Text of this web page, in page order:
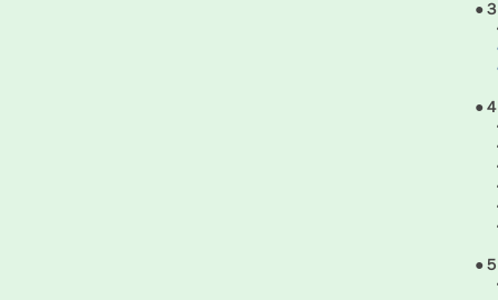
●
●
●